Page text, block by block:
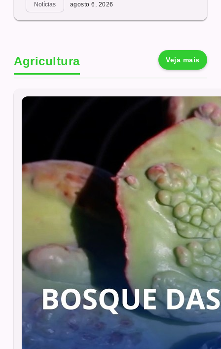
Notícias agosto 6, 2026
Agricultura Veja mais